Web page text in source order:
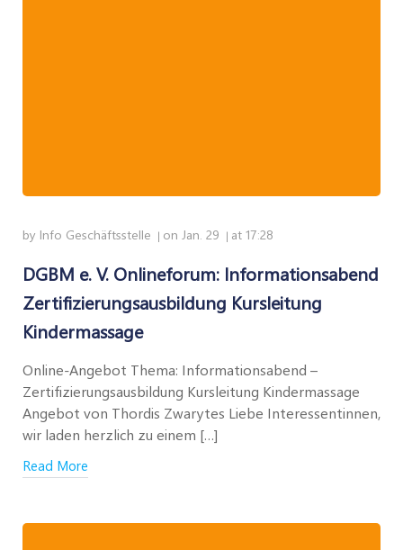
by Info Geschäftsstelle | on Jan. 29 | at 17:28
DGBM e. V. Onlineforum: Informationsabend
Zertifizierungsausbildung Kursleitung
Kindermassage
Online-Angebot Thema: Informationsabend –
Zertifizierungsausbildung Kursleitung Kindermassage
Angebot von Thordis Zwarytes Liebe Interessentinnen,
wir laden herzlich zu einem […]
Read More